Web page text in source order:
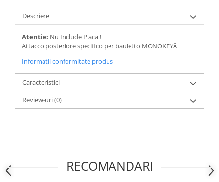
Descriere
Atentie: Nu Include Placa !
Attacco posteriore specifico per bauletto MONOKEYÂ
Informatii conformitate produs
Caracteristici
Review-uri(0)
RECOMANDARI